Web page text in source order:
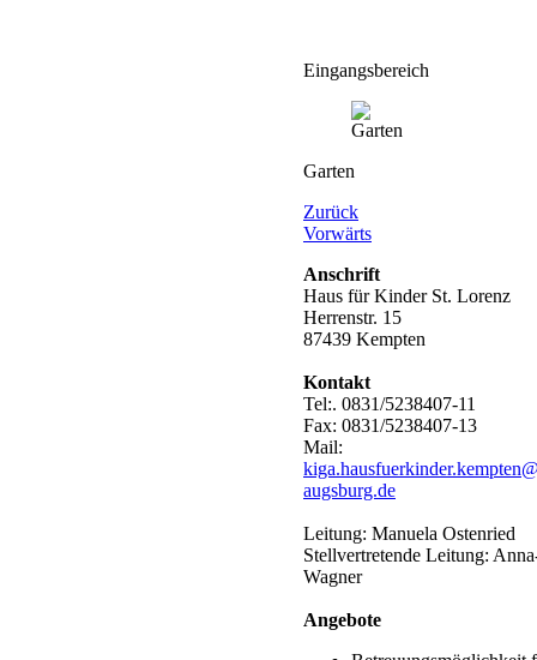
Eingangsbereich
Garten
Zurück
Vorwärts
Anschrift
Haus für Kinder St. Lorenz
Herrenstr. 15
87439 Kempten
Kontakt
Tel:. 0831/5238407-11
Fax: 0831/5238407-13
Mail:
augsburg.de
Leitung: Manuela Ostenried
Stellvertretende Leitung:
Wagner
Angebote